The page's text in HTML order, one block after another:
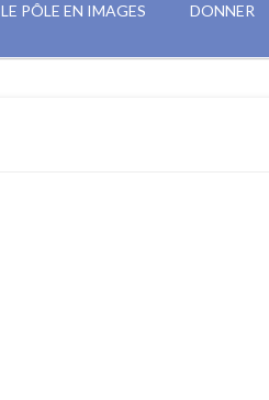
LE PÔLE EN IMAGES DONNER